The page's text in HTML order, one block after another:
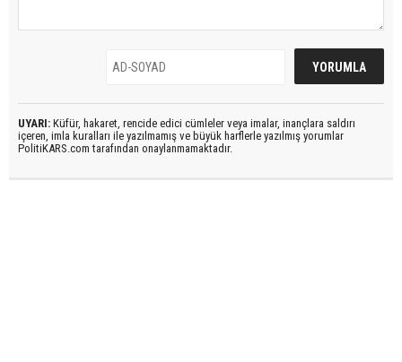
UYARI: Küfür, hakaret, rencide edici cümleler veya imalar, inançlara saldırı
içeren, imla kuralları ile yazılmamış ve büyük harflerle yazılmış yorumlar
PolitiKARS.com tarafından onaylanmamaktadır.